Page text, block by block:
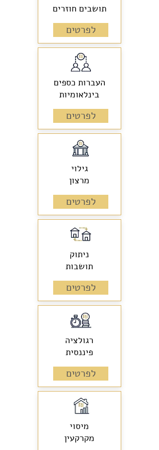
תושבים חוזרים
לפרטים
העברות כספים
בינלאומיות
לפרטים
גילוי
מרצון
לפרטים
ניתוק
תושבות
לפרטים
רגולציה
פיננסית
לפרטים
מיסוי
מקרקעין